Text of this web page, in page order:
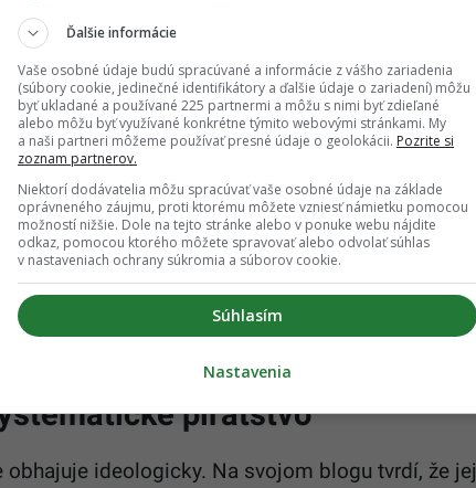
prístupu odhalilo, že tretia strana sťahovala
taktiky na obchádzanie DRM,“uviedol hovorca
identifikovalo a zablokovalo účty zapojené do
ochranné mechanizmy proti podobným
dát predstavuje „niečo pod 300 terabajtov“ a že
peer-to-peer sietí vo forme torrentov. Denník
audiosúbory zatiaľ pravdepodobne neboli
presný rozsah stiahnutých dát, čo
skutočnom dopade incidentu.
pirátstvo
obhajuje ideologicky. Na svojom blogu tvrdí, že jej
Ďalšie informácie
Vaše osobné údaje budú spracúvané a informácie z vášho zariadenia
(súbory cookie, jedinečné identifikátory a ďalšie údaje o zariadení) môžu
byť ukladané a používané 225 partnermi a môžu s nimi byť zdieľané
alebo môžu byť využívané konkrétne týmito webovými stránkami. My
a naši partneri môžeme používať presné údaje o geolokácii. Pozrite si
zoznam partnerov.
Niektorí dodávatelia môžu spracúvať vaše osobné údaje na základe
oprávneného záujmu, proti ktorému môžete vzniesť námietku pomocou
možností nižšie. Dole na tejto stránke alebo v ponuke webu nájdite
odkaz, pomocou ktorého môžete spravovať alebo odvolať súhlas
v nastaveniach ochrany súkromia a súborov cookie.
Súhlasím
Nastavenia